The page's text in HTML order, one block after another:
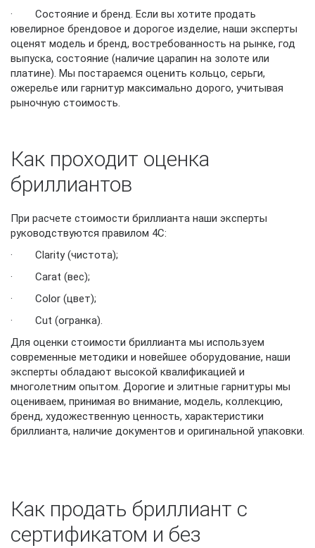
· Состояние и бренд. Если вы хотите продать
ювелирное брендовое и дорогое изделие, наши эксперты
оценят модель и бренд, востребованность на рынке, год
выпуска, состояние (наличие царапин на золоте или
платине). Мы постараемся оценить кольцо, серьги,
ожерелье или гарнитур максимально дорого, учитывая
рыночную стоимость.
Как проходит оценка
бриллиантов
При расчете стоимости бриллианта наши эксперты
руководствуются правилом 4C:
· Clarity (чистота);
· Carat (вес);
· Color (цвет);
· Cut (огранка).
Для оценки стоимости бриллианта мы используем
современные методики и новейшее оборудование, наши
эксперты обладают высокой квалификацией и
многолетним опытом. Дорогие и элитные гарнитуры мы
оцениваем, принимая во внимание, модель, коллекцию,
бренд, художественную ценность, характеристики
бриллианта, наличие документов и оригинальной упаковки.
Как продать бриллиант с
сертификатом и без